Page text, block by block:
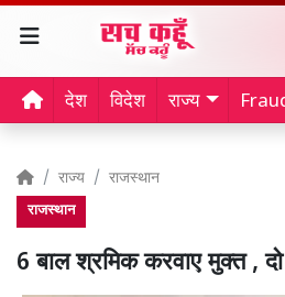
देश विदेश राज्य
राज्य राजस्थान
राजस्थान
6 बाल श्रमिक करवाए मुक्त , दो